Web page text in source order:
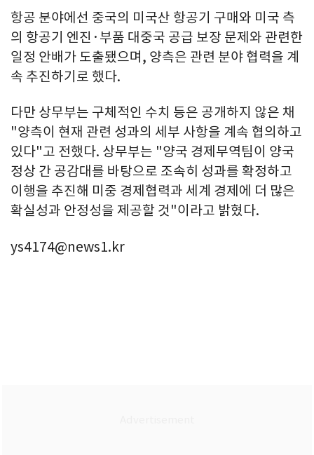
항공 분야에선 중국의 미국산 항공기 구매와 미국 측
의 항공기 엔진·부품 대중국 공급 보장 문제와 관련한
일정 안배가 도출됐으며, 양측은 관련 분야 협력을 계
속 추진하기로 했다.
다만 상무부는 구체적인 수치 등은 공개하지 않은 채
"양측이 현재 관련 성과의 세부 사항을 계속 협의하고
있다"고 전했다. 상무부는 "양국 경제무역팀이 양국
정상 간 공감대를 바탕으로 조속히 성과를 확정하고
이행을 추진해 미중 경제협력과 세계 경제에 더 많은
확실성과 안정성을 제공할 것"이라고 밝혔다.
ys4174@news1.kr